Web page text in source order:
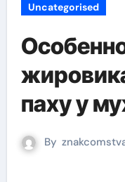
Uncategorised
паху у
By